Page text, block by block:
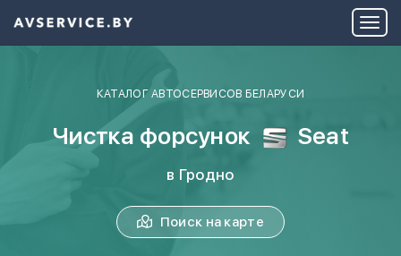
КАТАЛОГ АВТОСЕРВИСОВ БЕЛАРУСИ
Чистка форсунок Seat
в Гродно
Поиск на карте